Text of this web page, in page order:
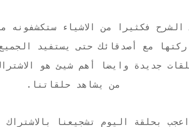
فكثيرا من الاشياء ستكشفونه
مع أصدقائك حتى يستفيد
جديدة وايضا أهم شيئ هو
من يشاهد حلقاتنا.
بحلقة اليوم تشجيعنا